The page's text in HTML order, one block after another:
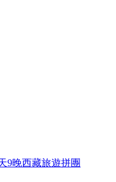
9晚西藏旅遊拼團